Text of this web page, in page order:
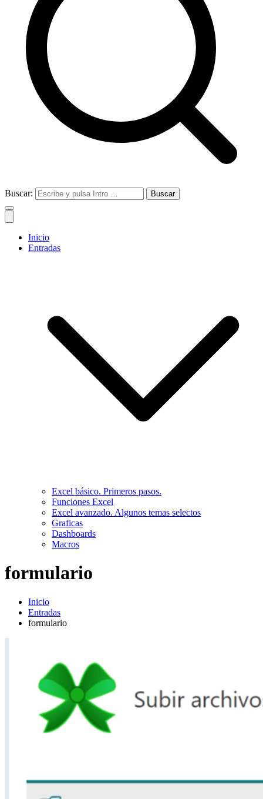
Buscar:
Inicio
Entradas
Excel básico. Primeros pasos.
Funciones Excel
Excel avanzado. Algunos temas selectos
Graficas
Dashboards
Macros
formulario
Inicio
Entradas
formulario